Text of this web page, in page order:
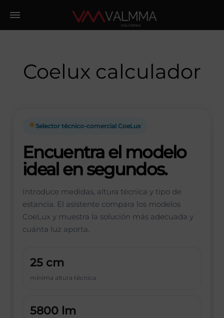
Coelux calculador
Selector técnico-comercial CoeLux
Encuentra el modelo
ideal en segundos.
Introduce medidas, altura técnica y tipo de
estancia. El asistente compara los modelos
CoeLux y muestra la solución más adecuada y
cuánta luz aporta.
25 cm
mínima altura técnica
5800 lm